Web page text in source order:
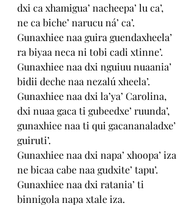
dxi ca xhamigua’ nacheepa’ lu ca’,
ne ca biche’ narucu ná’ ca’.
Gunaxhiee naa guira guendaxheela’
ra biyaa neca ni tobi cadi xtinne’.
Gunaxhiee naa dxi nguiuu nuaania’
bidii deche naa nezalú xheela’.
Gunaxhiee naa dxi la’ya’ Carolina,
dxi nuaa gaca ti gubeedxe’ ruunda’,
gunaxhiee naa ti qui gacananaladxe’
guiruti’.
Gunaxhiee naa dxi napa’ xhoopa’ iza
ne bicaa cabe naa gudxite’ tapu’.
Gunaxhiee naa dxi ratania’ ti
binnigola napa xtale iza.